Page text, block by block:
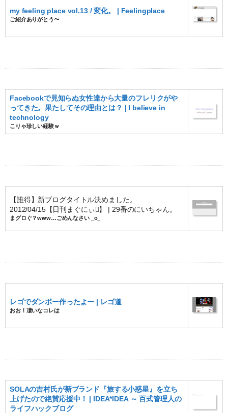
my feeling place vol.13 / 変化。 | Feelingplace
ご紹介ありがとう〜
Facebookで見知らぬ女性達から大量のフレリクがや
ってきた。果たしてその理由とは？ | I believe in
technology
こりゃ珍しい経験ｗ
【誰得】新ブログタイトル決めました。
2012/04/15【日刊まぐにぃ】 | 29番のにいちゃん。
まグロぐ？www…ごめんなさい _o_
レゴでダンボー作ったよー | レゴ道
おお！凄いなコレは
SOLAの吉村氏が新ブランド『旅する小惑星』を立ち
上げたので絶賛応援中！ | IDEA*IDEA ～ 百式管理人の
ライフハックブログ